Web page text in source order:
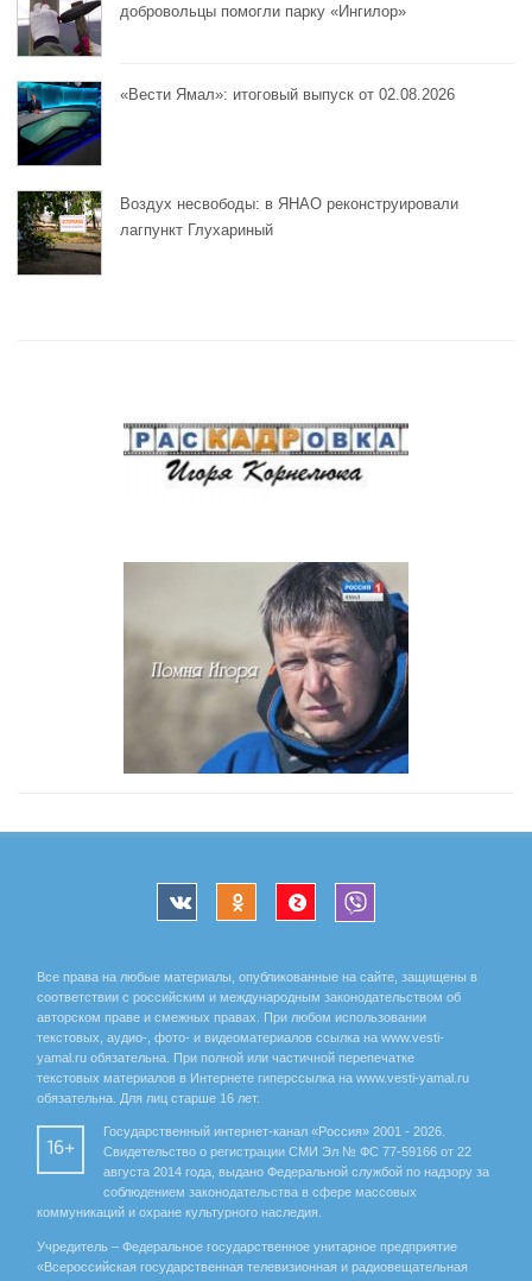
добровольцы помогли парку «Ингилор»
«Вести Ямал»: итоговый выпуск от 02.08.2026
Воздух несвободы: в ЯНАО реконструировали
лагпункт Глухариный
Все права на любые материалы, опубликованные на сайте, защищены в
соответствии с российским и международным законодательством об
авторском праве и смежных правах. При любом использовании
текстовых, аудио-, фото- и видеоматериалов ссылка на www.vesti-
yamal.ru обязательна. При полной или частичной перепечатке
текстовых материалов в Интернете гиперссылка на www.vesti-yamal.ru
обязательна. Для лиц старше 16 лет.
16+
Государственный интернет-канал «Россия» 2001 - 2026.
Свидетельство о регистрации СМИ Эл № ФС 77-59166 от 22
августа 2014 года, выдано Федеральной службой по надзору за
соблюдением законодательства в сфере массовых
коммуникаций и охране культурного наследия.
Учредитель – Федеральное государственное унитарное предприятие
«Всероссийская государственная телевизионная и радиовещательная